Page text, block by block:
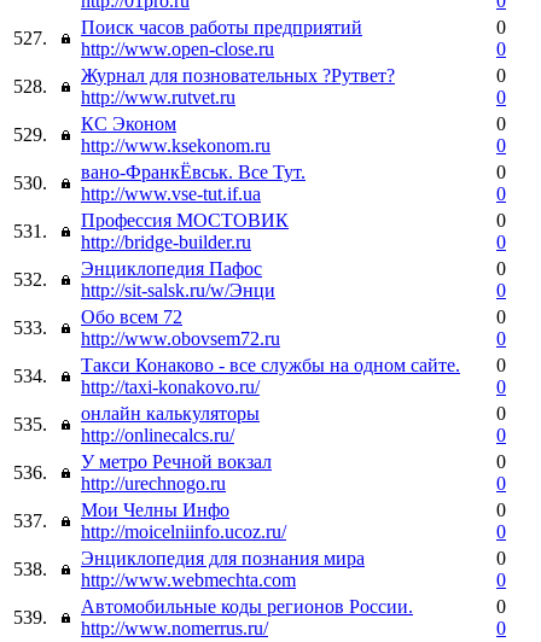
527.
Поиск часов работы предприятий
http://www.open-close.ru
0
0
528.
Журнал для позновательных ?Рутвет?
http://www.rutvet.ru
0
0
529.
КС Эконом
http://www.ksekonom.ru
0
0
530.
вано-ФранкЁвськ. Все Тут.
http://www.vse-tut.if.ua
0
0
531.
Профессия МОСТОВИК
http://bridge-builder.ru
0
0
532.
Энциклопедия Пафос
http://sit-salsk.ru/w/Энци
0
0
533.
Обо всем 72
http://www.obovsem72.ru
0
0
534.
Такси Конаково - все службы на одном сайте.
http://taxi-konakovo.ru/
0
0
535.
онлайн калькуляторы
http://onlinecalcs.ru/
0
0
536.
У метро Речной вокзал
http://urechnogo.ru
0
0
537.
Мои Челны Инфо
http://moicelniinfo.ucoz.ru/
0
0
538.
Энциклопедия для познания мира
http://www.webmechta.com
0
0
539.
Автомобильные коды регионов России.
http://www.nomerrus.ru/
0
0